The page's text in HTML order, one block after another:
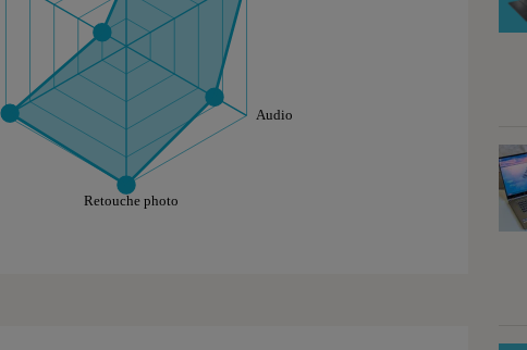
ce graphique sont à retrouver dans l'onglet "Détail des